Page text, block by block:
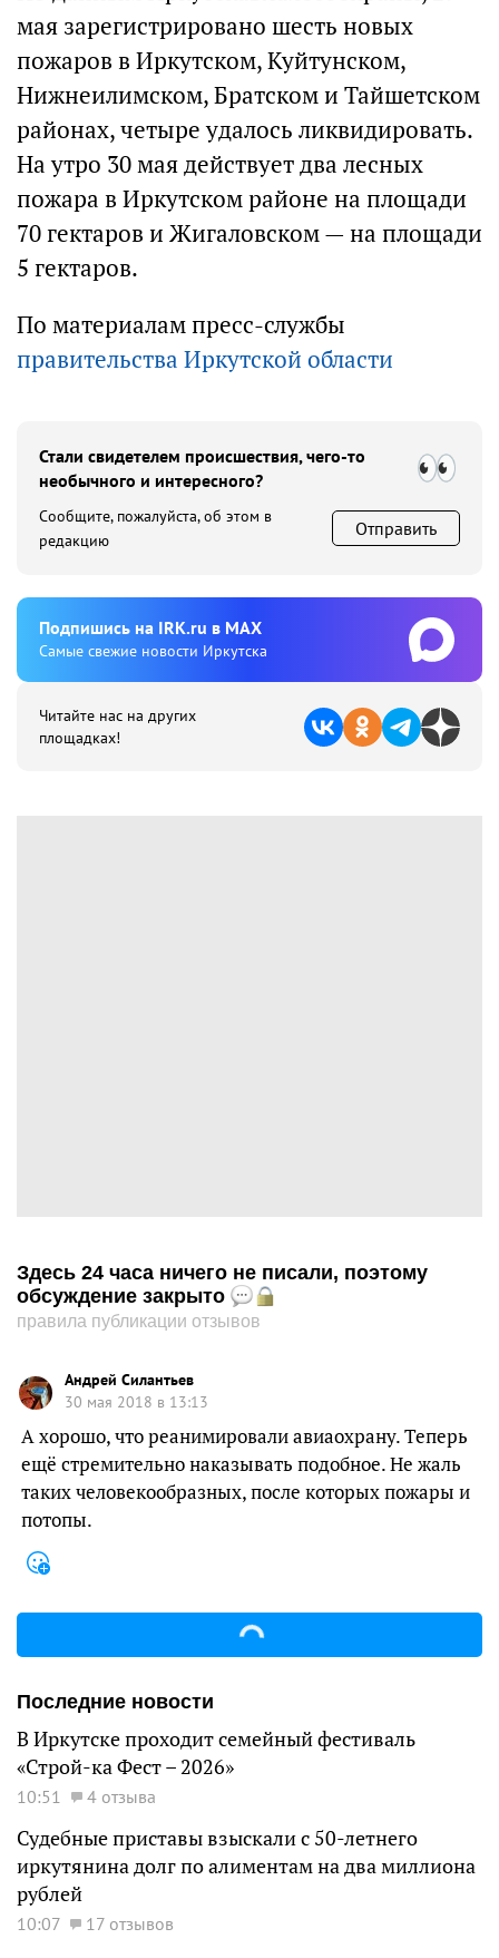
мая зарегистрировано шесть новых
пожаров в Иркутском, Куйтунском,
Нижнеилимском, Братском и Тайшетском
районах, четыре удалось ликвидировать.
На утро 30 мая действует два лесных
пожара в Иркутском районе на площади
70 гектаров и Жигаловском — на площади
5 гектаров.
По материалам пресс-службы
правительства Иркутской области
Стали свидетелем происшествия, чего-то
необычного и интересного?
Сообщите, пожалуйста, об этом в
редакцию
Отправить
Подпишиcь на IRK.ru в MAX
Cамые свежие новости Иркутска
Читайте нас на других
площадках!
Здесь 24 часа ничего не писали, поэтому
обсуждение закрыто
правила публикации отзывов
Андрей Силантьев
30 мая 2018 в 13:13
А хорошо, что реанимировали авиаохрану. Теперь
ещё стремительно наказывать подобное. Не жаль
таких человекообразных, после которых пожары и
потопы.
Последние новости
В Иркутске проходит семейный фестиваль
«Строй-ка Фест – 2026»
10:51 4 отзыва
Судебные приставы взыскали с 50-летнего
иркутянина долг по алиментам на два миллиона
рублей
10:07 17 отзывов